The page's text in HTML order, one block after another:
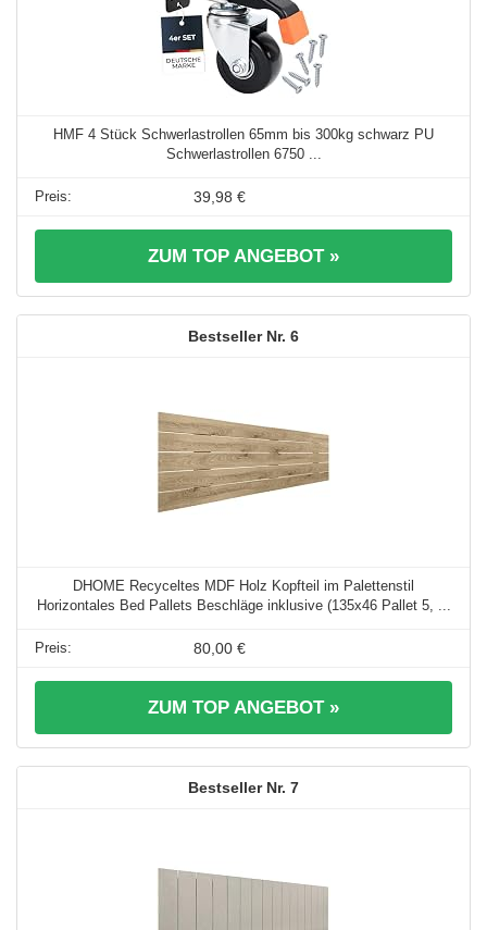
HMF 4 Stück Schwerlastrollen 65mm bis 300kg schwarz PU
Schwerlastrollen 6750 ...
39,98 €
ZUM TOP ANGEBOT »
6
DHOME Recyceltes MDF Holz Kopfteil im Palettenstil
Horizontales Bed Pallets Beschläge inklusive (135x46 Pallet 5, ...
80,00 €
ZUM TOP ANGEBOT »
7